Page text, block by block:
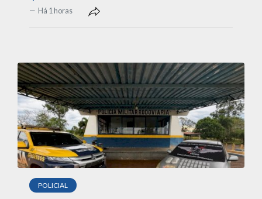
Há 1 horas
POLICIAL